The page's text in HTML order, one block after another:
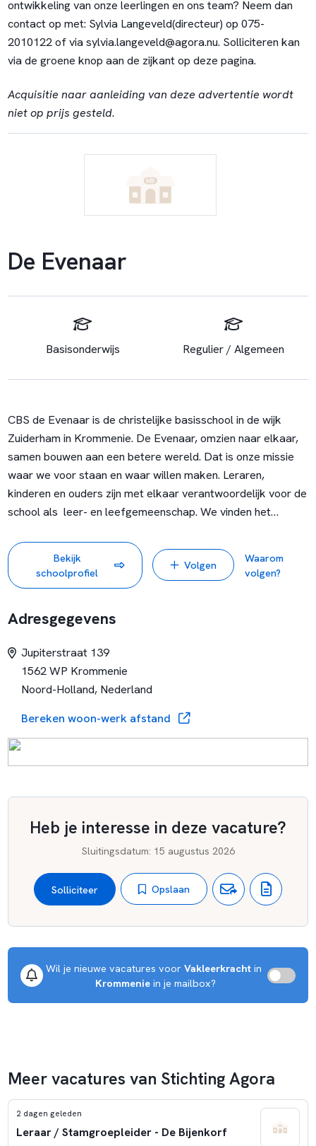
ontwikkeling van onze leerlingen en ons team? Neem dan
contact op met: Sylvia Langeveld(directeur) op 075-
2010122 of via sylvia.langeveld@agora.nu. Solliciteren kan
via de groene knop aan de zijkant op deze pagina.
Acquisitie naar aanleiding van deze advertentie wordt
niet op prijs gesteld.
De Evenaar
Basisonderwijs Regulier / Algemeen
CBS de Evenaar is de christelijke basisschool in de wijk
Zuiderham in Krommenie. De Evenaar, omzien naar elkaar,
samen bouwen aan een betere wereld. Dat is onze missie
waar we voor staan en waar willen maken. Leraren,
kinderen en ouders zijn met elkaar verantwoordelijk voor de
school als leer- en leefgemeenschap. We vinden het
van kinderen en willen kinderen optimaal de kans geven zich
te ontwikkelen.
Bekijk
schoolprofiel
Volgen
Waarom
volgen?
Adresgegevens
Jupiterstraat 139
1562 WP Krommenie
Noord-Holland, Nederland
Bereken woon-werk afstand
Heb je interesse in deze vacature?
Sluitingsdatum: 15 augustus 2026
Solliciteer Opslaan
Wil je nieuwe vacatures voor Vakleerkracht in
Krommenie in je mailbox?
Meer vacatures van Stichting Agora
2 dagen geleden
Leraar / Stamgroepleider - De Bijenkorf